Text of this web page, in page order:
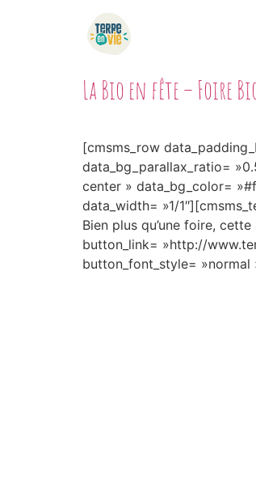
La Bio en fête – Foire
[cmsms_row
data_bg_parallax_ratio=
center » data_bg_color=
data_width= »1/
Bien plus qu’une foire,
button_link= »http://
button_font_style=